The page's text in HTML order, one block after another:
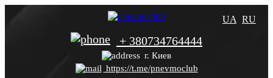
UA RU
+ 380734764444
г. Киев
https://t.me/pnevmoclub